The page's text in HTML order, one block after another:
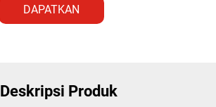
DAPATKAN
Deskripsi Produk